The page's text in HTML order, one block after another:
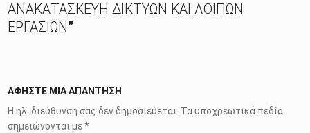
ΑΝΑΚΑΤΑΣΚΕΥΗ ΔΙΚΤΥΩΝ ΚΑΙ ΛΟΙΠΩΝ
ΕΡΓΑΣΙΩΝ”
ΑΦΉΣΤΕ ΜΙΑ ΑΠΆΝΤΗΣΗ
Η ηλ. διεύθυνση σας δεν δημοσιεύεται. Τα υποχρεωτικά πεδία
σημειώνονται με*